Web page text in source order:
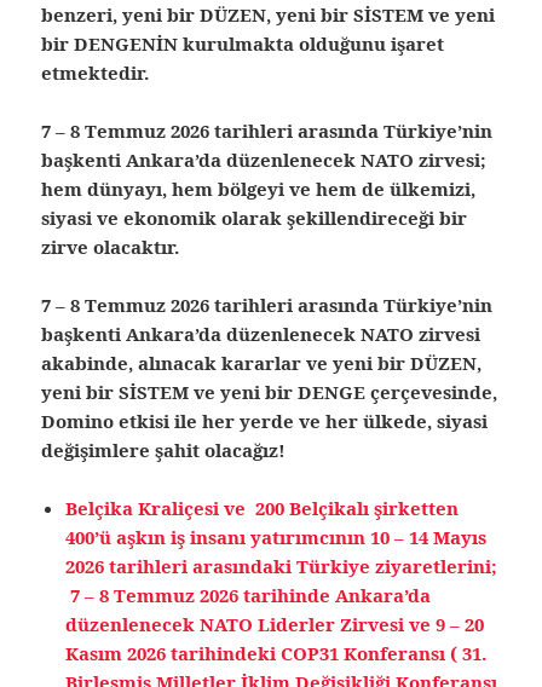
benzeri, yeni bir DÜZEN, yeni bir SİSTEM ve yeni
bir DENGENİN kurulmakta olduğunu işaret
etmektedir.
7 – 8 Temmuz 2026 tarihleri arasında Türkiye’nin
başkenti Ankara’da düzenlenecek NATO zirvesi;
hem dünyayı, hem bölgeyi ve hem de ülkemizi,
siyasi ve ekonomik olarak şekillendireceği bir
zirve olacaktır.
7 – 8 Temmuz 2026 tarihleri arasında Türkiye’nin
başkenti Ankara’da düzenlenecek NATO zirvesi
akabinde, alınacak kararlar ve yeni bir DÜZEN,
yeni bir SİSTEM ve yeni bir DENGE çerçevesinde,
Domino etkisi ile her yerde ve her ülkede, siyasi
değişimlere şahit olacağız!
Belçika Kraliçesi ve 200 Belçikalı şirketten
400’ü aşkın iş insanı yatırımcının 10 – 14 Mayıs
2026 tarihleri arasındaki Türkiye ziyaretlerini;
7 – 8 Temmuz 2026 tarihinde Ankara’da
düzenlenecek NATO Liderler Zirvesi ve 9 – 20
Kasım 2026 tarihindeki COP31 Konferansı ( 31.